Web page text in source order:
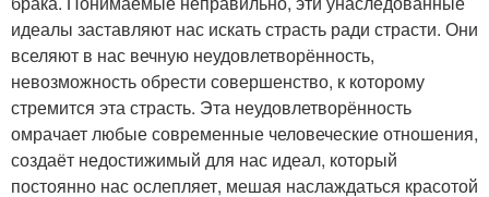
идеалы заставляют нас искать страсть ради страсти. Они
вселяют в нас вечную неудовлетворённость,
невозможность обрести совершенство, к которому
стремится эта страсть. Эта неудовлетворённость
омрачает любые современные человеческие отношения,
создаёт недостижимый для нас идеал, который
постоянно нас ослепляет, мешая наслаждаться красотой